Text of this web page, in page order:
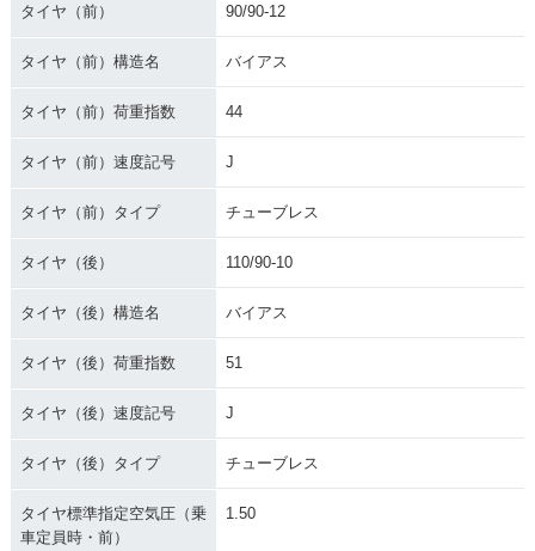
タイヤ（前） 90/90-12
タイヤ（前）構造名 バイアス
タイヤ（前）荷重指数 44
タイヤ（前）速度記号 J
タイヤ（前）タイプ チューブレス
タイヤ（後） 110/90-10
タイヤ（後）構造名 バイアス
タイヤ（後）荷重指数 51
タイヤ（後）速度記号 J
タイヤ（後）タイプ チューブレス
タイヤ標準指定空気圧（乗
車定員時・前）
1.50